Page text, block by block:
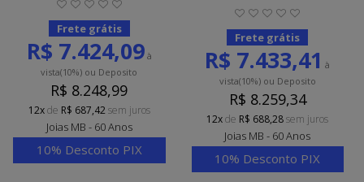
Frete grátis
R$ 7.424,09à
vista(10%) ou Deposito
R$ 8.248,99
12xde R$ 687,42sem juros
Joias MB - 60 Anos
10% Desconto PIX
Frete grátis
R$ 7.433,41 à
vista(10%)ou Deposito
R$ 8.259,34
12xde R$ 688,28sem juros
Joias MB - 60 Anos
10% Desconto PIX